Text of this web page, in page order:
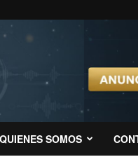
QUIENES SOMOS